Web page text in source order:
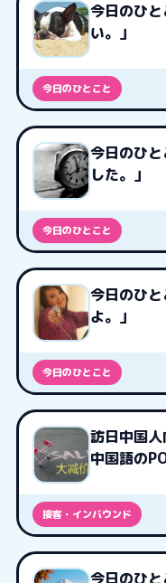
今日のひ
い。」
今日のひとこと
今日のひ
した。」
今日のひとこと
今日のひ
よ。」
今日のひとこと
訪日中国
中国語の
接客・インバウンド
今日のひ